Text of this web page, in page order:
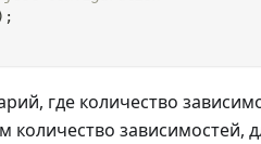
;
где количество
зависимостей,